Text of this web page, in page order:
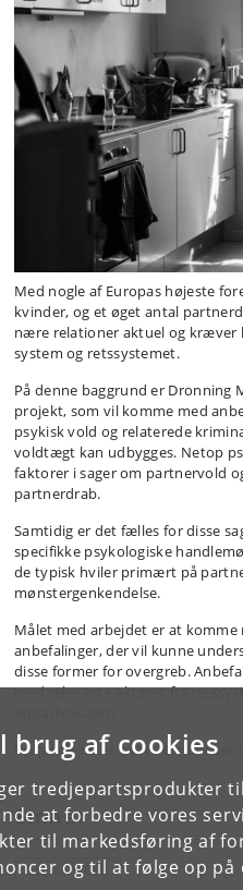
brug af cookies
tredjepartsprodukter
at forbedre vores
til markedsføring af
og til at følge op på
Med nogle af Europas højeste
kvinder, og et øget antal
nære relationer aktuel og kræver
system og retssystemet.
På denne baggrund er Dronning
projekt, som vil komme med
psykisk vold og relaterede
voldtægt kan udbygges. Netop
faktorer i sager om partnervold
partnerdrab.
Samtidig er det fælles for disse
specifikke psykologiske
de typisk hviler primært på
mønstergenkendelse.
Målet med arbejdet er at
anbefalinger, der vil kunne
disse former for overgreb.
med relevante aktører fra
Projektet løber over 16 måneder
Emner
BEVILLINGER